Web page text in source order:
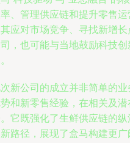
、管理供应链和提升零售
应对市场竞争、寻找新增
，也可能与当地鼓励科技
新公司的成立并非简单的
和新零售经验，在相关及
它既强化了生鲜供应链的
路径，展现了盒马构建更